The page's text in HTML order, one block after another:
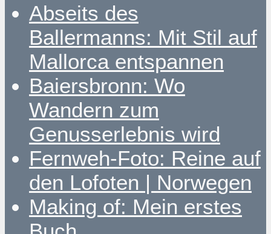
Abseits des
Ballermanns: Mit Stil auf
Mallorca entspannen
Baiersbronn: Wo
Wandern zum
Genusserlebnis wird
Fernweh-Foto: Reine auf
den Lofoten | Norwegen
Making of: Mein erstes